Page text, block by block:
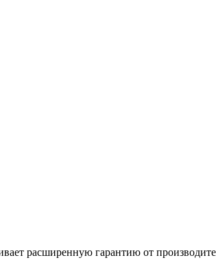
расширенную гарантию от